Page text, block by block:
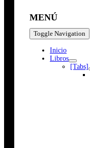
MENÚ
Toggle Navigation
Inicio
Libros
[Tabs]